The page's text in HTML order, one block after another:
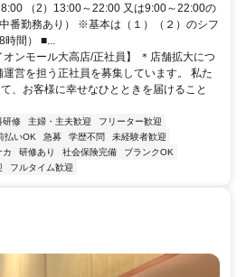
（2）13:00～22:00 又は9:00～22:00の
番勤務あり） ※基本は（１）（２）のシフ
間） ■...
ンモール大高店/正社員】 ＊店舗拡大につ
営を担う正社員を募集しています。 私た
、お客様に幸せなひとときを届けること
研修 主婦・主夫歓迎
フリーター歓迎
払いOK 急募 学歴不問
未経験者歓迎
カ 研修あり 社会保険完備
ブランクOK
フルタイム歓迎